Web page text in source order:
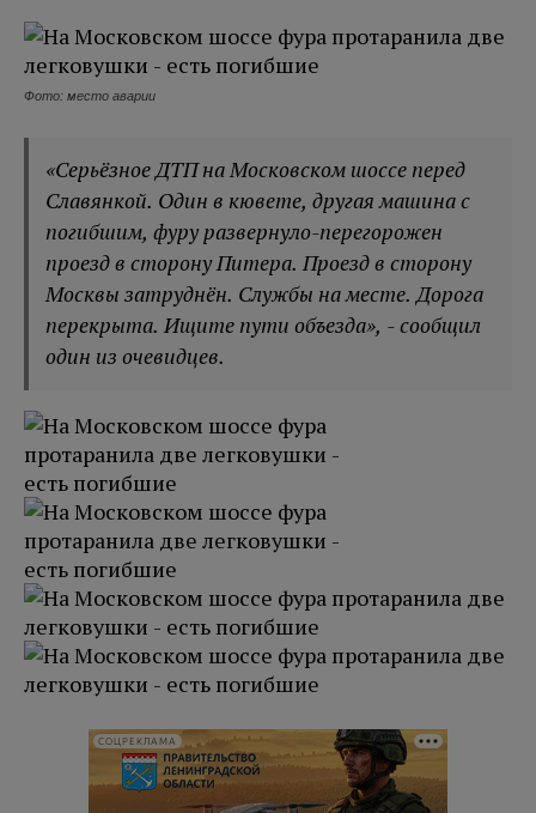
Фото: место аварии
«Серьёзное ДТП на Московском шоссе перед
Славянкой. Один в кювете, другая машина с
погибшим, фуру развернуло-перегорожен
проезд в сторону Питера. Проезд в сторону
Москвы затруднён. Службы на месте. Дорога
перекрыта. Ищите пути объезда», - сообщил
один из очевидцев.
СОЦРЕКЛАМА